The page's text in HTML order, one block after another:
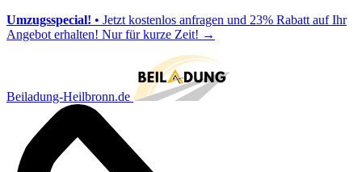
Umzugsspecial! • Jetzt kostenlos anfragen und 23% Rabatt auf Ihr
Angebot erhalten! Nur für kurze Zeit! →
Beiladung-Heilbronn.de